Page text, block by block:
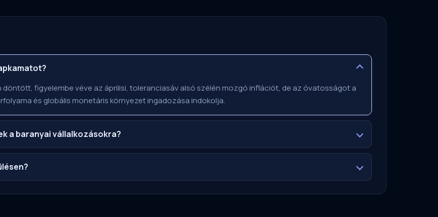
döntött, figyelembe véve az áprilisi, toleranciasáv alsó szélén mozgó inflációt, de az óvatosságot a
és globális monetáris környezet ingadozása indokolja.
a baranyai vállalkozásokra?